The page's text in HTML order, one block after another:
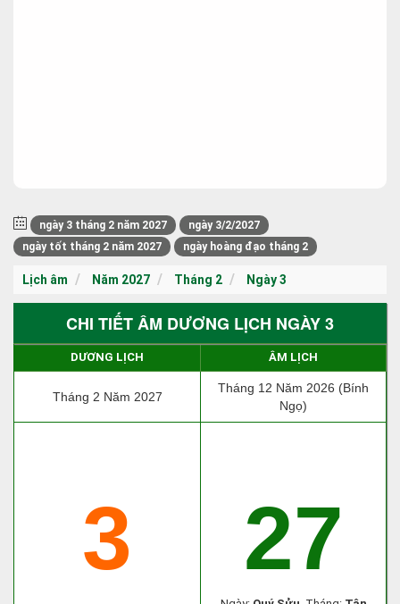
ngày 3 tháng 2 năm 2027
ngày 3/2/2027
ngày tốt tháng 2 năm 2027
ngày hoàng đạo tháng 2
Lịch âm Năm 2027 Tháng 2 Ngày 3
CHI TIẾT ÂM DƯƠNG LỊCH NGÀY 3
DƯƠNG LỊCH ÂM LỊCH
Tháng 2 Năm 2027
Tháng 12 Năm 2026 (Bính
Ngọ)
3 27